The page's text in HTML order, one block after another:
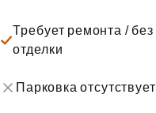
Требует ремонта / без
отделки
Парковка отсутствует